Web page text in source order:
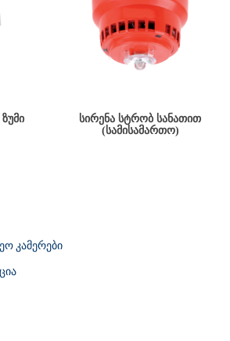
ᲡᲘᲠᲔᲜᲐ ᲡᲢᲠᲝᲑ ᲡᲐᲜᲐᲗᲘᲗ
(ᲡᲐᲛᲘᲡᲐᲛᲐᲠᲗᲝ)
კამერები